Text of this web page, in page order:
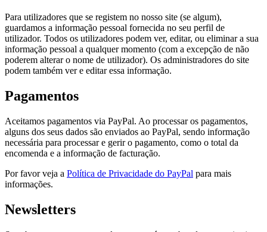
Para utilizadores que se registem no nosso site (se algum),
guardamos a informação pessoal fornecida no seu perfil de
utilizador. Todos os utilizadores podem ver, editar, ou eliminar a sua
informação pessoal a qualquer momento (com a excepção de não
poderem alterar o nome de utilizador). Os administradores do site
podem também ver e editar essa informação.
Pagamentos
Aceitamos pagamentos via PayPal. Ao processar os pagamentos,
alguns dos seus dados são enviados ao PayPal, sendo informação
necessária para processar e gerir o pagamento, como o total da
encomenda e a informação de facturação.
Por favor veja a Política de Privacidade do PayPal para mais
informações.
Newsletters